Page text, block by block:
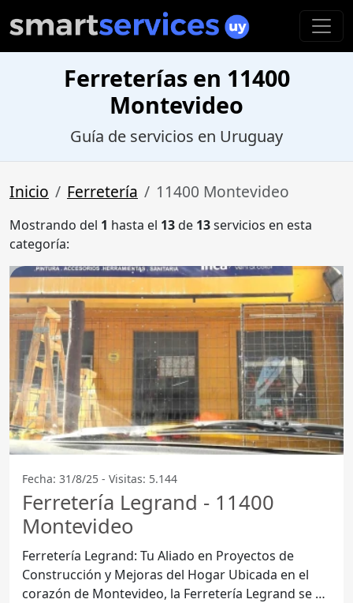
Ferreterías en 11400
Montevideo
Guía de servicios en Uruguay
Inicio Ferretería 11400 Montevideo
Mostrando del 1 hasta el 13de 13servicios en esta
categoría:
Fecha: 31/8/25 - Visitas: 5.144
Ferretería Legrand - 11400
Montevideo
Ferretería Legrand: Tu Aliado en Proyectos de
Construcción y Mejoras del Hogar Ubicada en el
corazón de Montevideo, la Ferretería Legrand se ha